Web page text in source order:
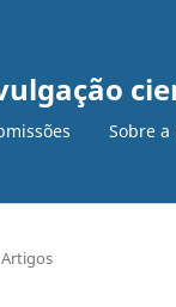
Sobre a
Artigos